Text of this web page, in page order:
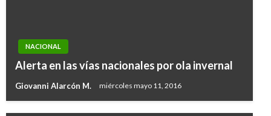
NACIONAL
Alerta en las vías nacionales por ola invernal
Giovanni Alarcón M. miércoles mayo 11, 2016